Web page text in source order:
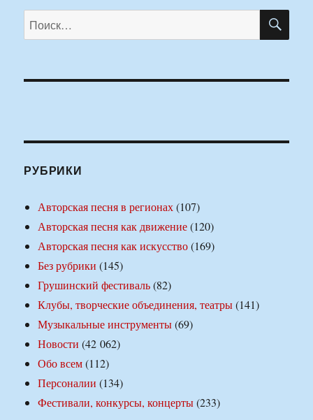
Искать:
РУБРИКИ
Авторская песня в регионах(107)
Авторская песня как движение(120)
Авторская песня как искусство(169)
Без рубрики (145)
Грушинский фестиваль(82)
Клубы, творческие объединения, театры(141)
Музыкальные инструменты(69)
Новости (42 062)
Обо всем(112)
Персоналии (134)
Фестивали, конкурсы, концерты(233)